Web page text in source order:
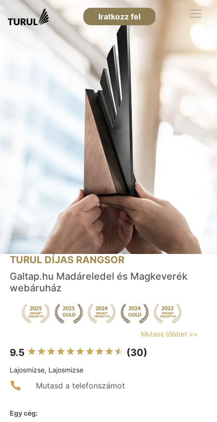
Iratkozz fel
TURUL DÍJAS RANGSOR
Galtap.hu Madáreledel és Magkeverék
webáruház
Mutass többet >>
9.5 (30)
Lajosmizse, Lajosmizse
Mutasd a telefonszámot
Egy cég: